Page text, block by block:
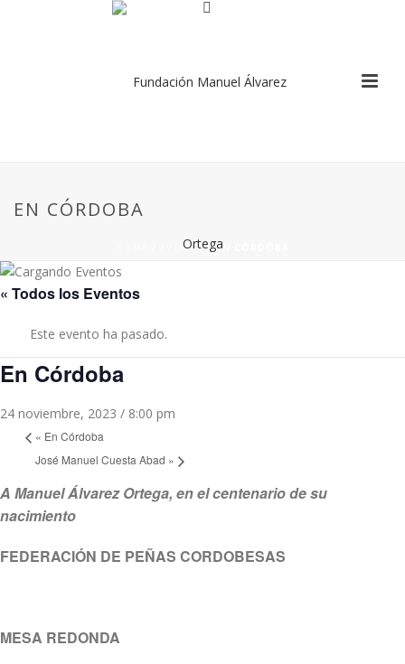
EN CÓRDOBA
EVENTO/ EN CÓRDOBA
« Todos los Eventos
Este evento ha pasado.
En Córdoba
24 noviembre, 2023 / 8:00 pm
« En Córdoba
José Manuel Cuesta Abad »
A Manuel Álvarez Ortega, en el centenario de su
nacimiento
FEDERACIÓN DE PEÑAS CORDOBESAS
MESA REDONDA